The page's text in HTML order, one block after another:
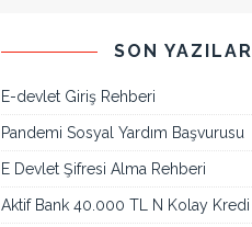
SON YAZILAR
E-devlet Giriş Rehberi
Pandemi Sosyal Yardım Başvurusu
E Devlet Şifresi Alma Rehberi
Aktif Bank 40.000 TL N Kolay Kredi